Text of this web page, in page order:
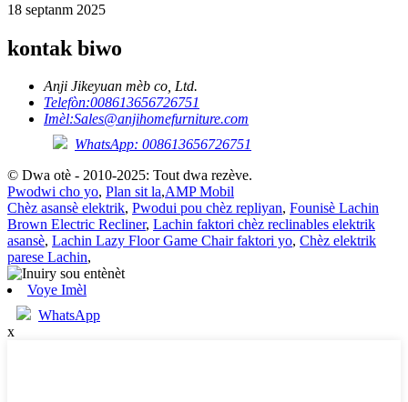
18 septanm 2025
kontak biwo
Anji Jikeyuan mèb co, Ltd.
Telefòn:008613656726751
Imèl:Sales@anjihomefurniture.com
WhatsApp: 008613656726751
© Dwa otè - 2010-2025: Tout dwa rezève.
Pwodwi cho yo, Plan sit la,AMP Mobil
Chèz asansè elektrik, Pwodui pou chèz repliyan, Founisè Lachin
Brown Electric Recliner, Lachin faktori chèz reclinables elektrik
asansè, Lachin Lazy Floor Game Chair faktori yo, Chèz elektrik
parese Lachin,
Voye Imèl
WhatsApp
x